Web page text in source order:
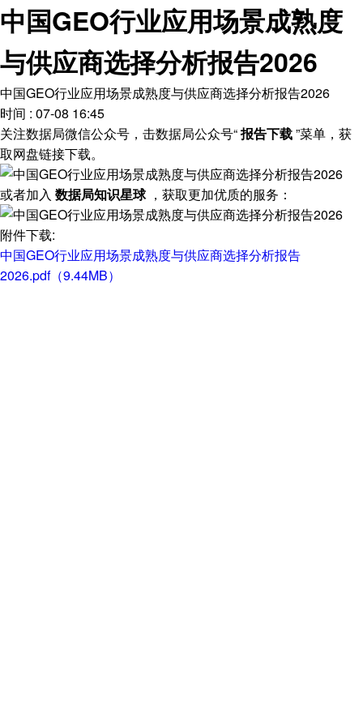
中国GEO行业应用场景成熟度
与供应商选择分析报告2026
中国GEO行业应用场景成熟度与供应商选择分析报告2026
时间 : 07-08 16:45
关注数据局微信公众号，击数据局公众号“报告下载”菜单，获
取网盘链接下载。
或者加入 数据局知识星球 ，获取更加优质的服务：
附件下载:
中国GEO行业应用场景成熟度与供应商选择分析报告
2026.pdf（9.44MB）